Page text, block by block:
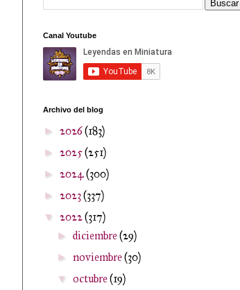
Canal Youtube
Archivo del blog
► 2026(183)
► 2025(251)
► 2024(300)
► 2023(337)
▼ 2022(317)
►diciembre(29)
►noviembre(30)
▼octubre(19)